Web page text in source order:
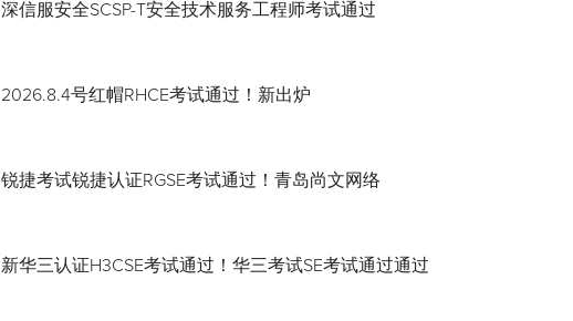
深信服安全SCSP-T安全技术服务工程师考试通过
2026.8.4号红帽RHCE考试通过！新出炉
锐捷考试锐捷认证RGSE考试通过！青岛尚文网络
新华三认证H3CSE考试通过！华三考试SE考试通过通过